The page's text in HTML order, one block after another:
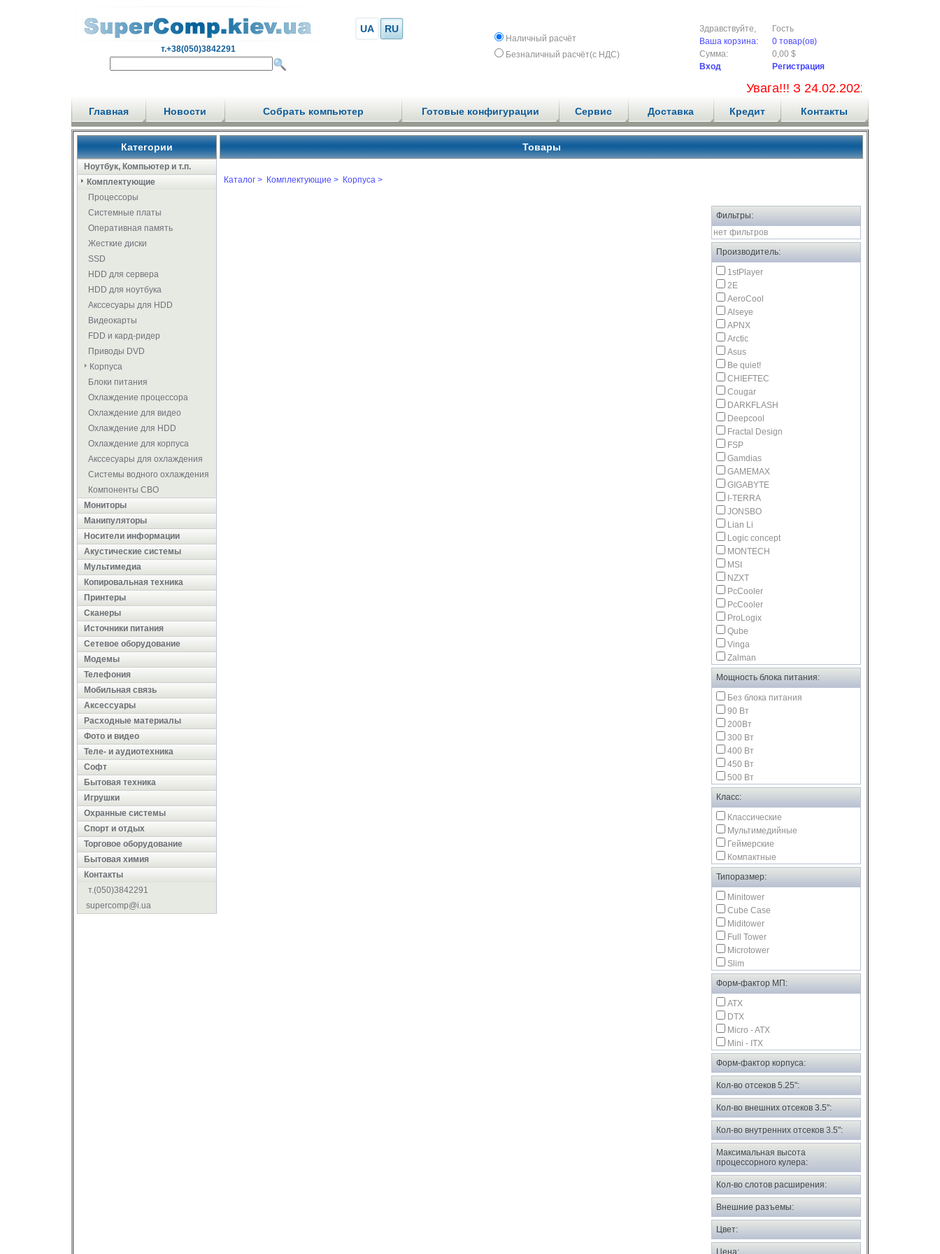
т.+38(050)3842291
UA RU
Наличный расчёт
Безналичный расчёт(с НДС)
Здравствуйте,
Гость
Ваша корзина:
0 товар(ов)
Сумма:
0,00 $
Вход
Регистрация
Увага!!! З 24.02.2022 ми не
Главная Новости Собрать компьютер Готовые конфигурации Сервис Доставка Кредит Контакты
Категории
Ноутбук, Компьютер и т.п.
Комплектующие
Процессоры
Системные платы
Оперативная память
Жесткие диски
SSD
HDD для сервера
HDD для ноутбука
Акссесуары для HDD
Видеокарты
FDD и кард-ридер
Приводы DVD
Корпуса
Блоки питания
Охлаждение процессора
Охлаждение для видео
Охлаждение для HDD
Охлаждение для корпуса
Акссесуары для охлаждения
Системы водного охлаждения
Компоненты СВО
Мониторы
Манипуляторы
Носители информации
Акустические системы
Мультимедиа
Копировальная техника
Принтеры
Сканеры
Источники питания
Сетевое оборудование
Модемы
Телефония
Мобильная связь
Аксессуары
Расходные материалы
Фото и видео
Теле- и аудиотехника
Софт
Бытовая техника
Игрушки
Охранные системы
Cпорт и отдых
Торговое оборудование
Бытовая химия
Контакты
т.(050)3842291
supercomp@i.ua
Товары
Каталог > Комплектующие > Корпуса >
Фильтры:
нет фильтров
Производитель:
1stPlayer
2E
AeroCool
Alseye
APNX
Arctic
Asus
Be quiet!
CHIEFTEC
Cougar
DARKFLASH
Deepcool
Fractal Design
FSP
Gamdias
GAMEMAX
GIGABYTE
I-TERRA
JONSBO
Lian Li
Logic concept
MONTECH
MSI
NZXT
PcCooler
PcСooler
ProLogix
Qube
Vinga
Zalman
Мощность блока питания:
Без блока питания
90 Вт
200Вт
300 Вт
400 Вт
450 Вт
500 Вт
Класс:
Классические
Мультимедийные
Геймерские
Компактные
Типоразмер:
Minitower
Cube Case
Miditower
Full Tower
Microtower
Slim
Форм-фактор МП:
ATX
DTX
Micro - ATX
Mini - ITX
Форм-фактор корпуса:
Кол-во отсеков 5.25":
Кол-во внешних отсеков 3.5":
Кол-во внутренних отсеков 3.5":
Максимальная высота
процессорного кулера:
Кол-во слотов расширения:
Внешние разъемы:
Цвет:
Цена: